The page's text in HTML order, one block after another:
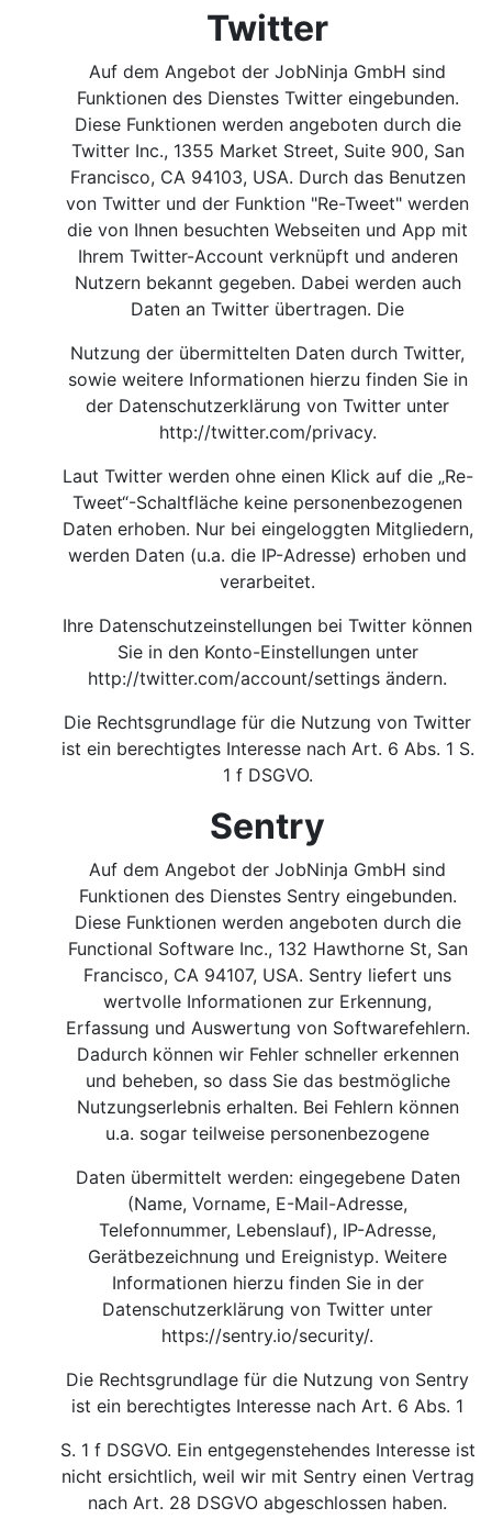
Twitter
Auf dem Angebot der JobNinja GmbH sind
Funktionen des Dienstes Twitter eingebunden.
Diese Funktionen werden angeboten durch die
Twitter Inc., 1355 Market Street, Suite 900, San
Francisco, CA 94103, USA. Durch das Benutzen
von Twitter und der Funktion "Re-Tweet" werden
die von Ihnen besuchten Webseiten und App mit
Ihrem Twitter-Account verknüpft und anderen
Nutzern bekannt gegeben. Dabei werden auch
Daten an Twitter übertragen. Die
Nutzung der übermittelten Daten durch Twitter,
sowie weitere Informationen hierzu finden Sie in
der Datenschutzerklärung von Twitter unter
http://twitter.com/privacy.
Laut Twitter werden ohne einen Klick auf die „Re-
Tweet“-Schaltfläche keine personenbezogenen
Daten erhoben. Nur bei eingeloggten Mitgliedern,
werden Daten (u.a. die IP-Adresse) erhoben und
verarbeitet.
Ihre Datenschutzeinstellungen bei Twitter können
Sie in den Konto-Einstellungen unter
http://twitter.com/account/settingsändern.
Die Rechtsgrundlage für die Nutzung von Twitter
ist ein berechtigtes Interesse nach Art. 6 Abs. 1 S.
1 f DSGVO.
Sentry
Auf dem Angebot der JobNinja GmbH sind
Funktionen des Dienstes Sentry eingebunden.
Diese Funktionen werden angeboten durch die
Functional Software Inc., 132 Hawthorne St, San
Francisco, CA 94107, USA. Sentry liefert uns
wertvolle Informationen zur Erkennung,
Erfassung und Auswertung von Softwarefehlern.
Dadurch können wir Fehler schneller erkennen
und beheben, so dass Sie das bestmögliche
Nutzungserlebnis erhalten. Bei Fehlern können
u.a. sogar teilweise personenbezogene
Daten übermittelt werden: eingegebene Daten
(Name, Vorname, E-Mail-Adresse,
Telefonnummer, Lebenslauf), IP-Adresse,
Gerätbezeichnung und Ereignistyp. Weitere
Informationen hierzu finden Sie in der
Datenschutzerklärung von Twitter unter
https://sentry.io/security/.
Die Rechtsgrundlage für die Nutzung von Sentry
ist ein berechtigtes Interesse nach Art. 6 Abs. 1
S. 1 f DSGVO. Ein entgegenstehendes Interesse ist
nicht ersichtlich, weil wir mit Sentry einen Vertrag
nach Art. 28 DSGVO abgeschlossen haben.